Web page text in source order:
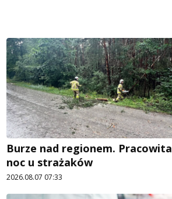
Burze nad regionem. Pracowita
noc u strażaków
2026.08.07 07:33